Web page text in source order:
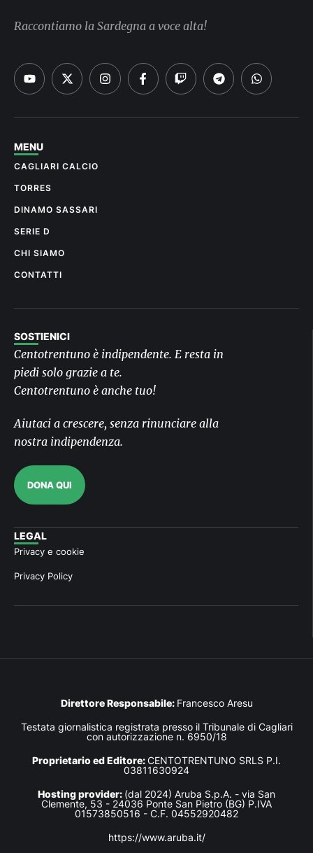
Raccontiamo la Sardegna a voce alta!
MENU
CAGLIARI CALCIO
TORRES
DINAMO SASSARI
SERIE D
CHI SIAMO
CONTATTI
SOSTIENICI
Centotrentuno è indipendente. E resta in
piedi solo grazie a te.
Centotrentuno è anche tuo!
Aiutaci a crescere, senza rinunciare alla
nostra indipendenza.
DONA QUI
LEGAL
Privacy e cookie
Privacy Policy
Direttore Responsabile: Francesco Aresu
Testata giornalistica registrata presso il Tribunale di Cagliari
con autorizzazione n. 6950/18
Proprietario ed Editore:CENTOTRENTUNO SRLS P.I.
03811630924
Hosting provider: (dal 2024) Aruba S.p.A. - via San
Clemente, 53 - 24036 Ponte San Pietro (BG) P.IVA
01573850516 - C.F. 04552920482
https://www.aruba.it/